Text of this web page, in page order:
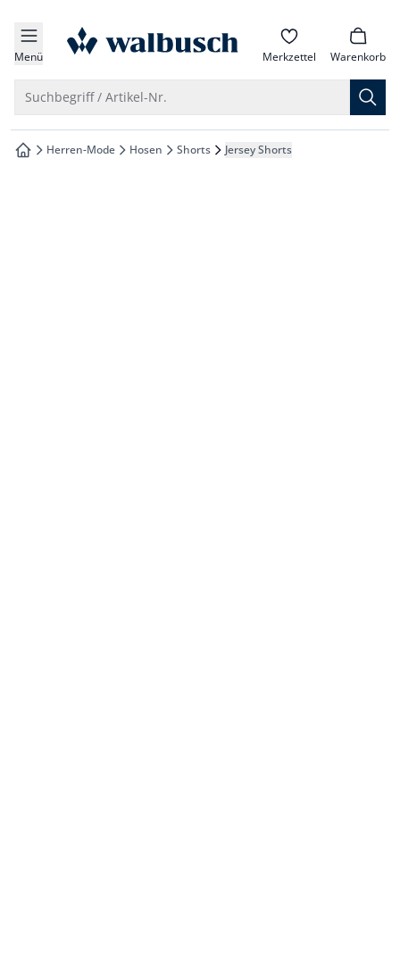
springen
springen
springen
springen
Menü zur Startseite Merkzettel Warenkorb
Suchbegriff / Artikel-Nr.
zur Startseite
Herren-Mode Hosen Shorts Jersey Shorts